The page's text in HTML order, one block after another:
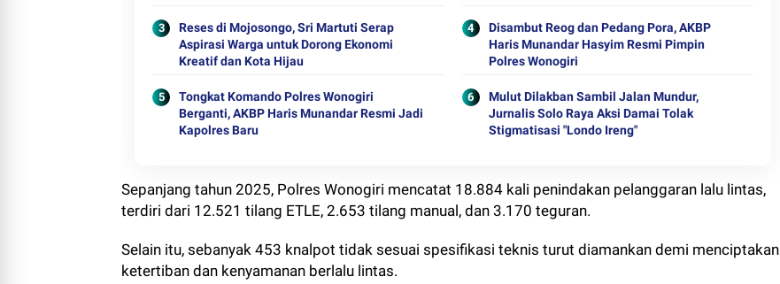
Reses di Mojosongo, Sri Martuti Serap
Aspirasi Warga untuk Dorong Ekonomi
Kreatif dan Kota Hijau
Disambut Reog dan Pedang Pora, AKBP
Haris Munandar Hasyim Resmi Pimpin
Polres Wonogiri
Tongkat Komando Polres Wonogiri
Berganti, AKBP Haris Munandar Resmi Jadi
Kapolres Baru
Mulut Dilakban Sambil Jalan Mundur,
Jurnalis Solo Raya Aksi Damai Tolak
Stigmatisasi "Londo Ireng"
Sepanjang tahun 2025, Polres Wonogiri mencatat 18.884 kali penindakan pelanggaran lalu lintas,
terdiri dari 12.521 tilang ETLE, 2.653 tilang manual, dan 3.170 teguran.
Selain itu, sebanyak 453 knalpot tidak sesuai spesifikasi teknis turut diamankan demi menciptakan
ketertiban dan kenyamanan berlalu lintas.